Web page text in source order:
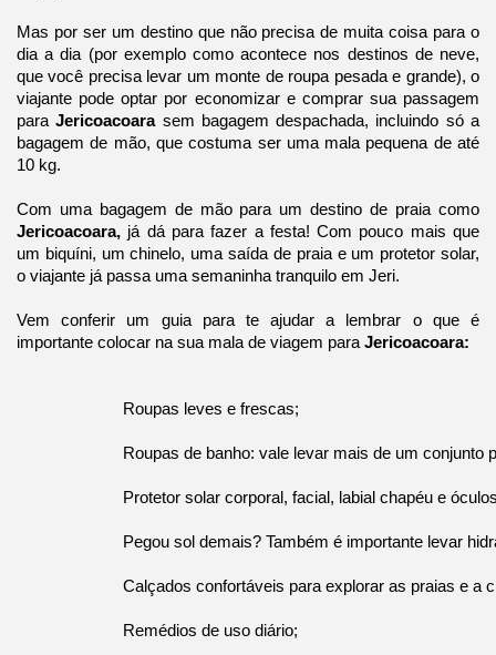
Mas por ser um destino que não precisa de muita coisa para o
dia a dia (por exemplo como acontece nos destinos de neve,
que você precisa levar um monte de roupa pesada e grande), o
viajante pode optar por economizar e comprar sua passagem
paraJericoacoara sem bagagem despachada, incluindo só a
bagagem de mão, que costuma ser uma mala pequena de até
10 kg.
Com uma bagagem de mão para um destino de praia como
Jericoacoara, já dá para fazer a festa! Com pouco mais que
um biquíni, um chinelo, uma saída de praia e um protetor solar,
o viajante já passa uma semaninha tranquilo em Jeri.
Vem conferir um guia para te ajudar a lembrar o que é
importante colocar na sua mala de viagem para Jericoacoara:
Roupas leves e frescas;
Roupas de banho: vale levar mais de um conjunto
Protetor solar corporal, facial, labial chapéu e
Pegou sol demais? Também é importante levar
Calçados confortáveis para explorar as praias e a
Remédios de uso diário;